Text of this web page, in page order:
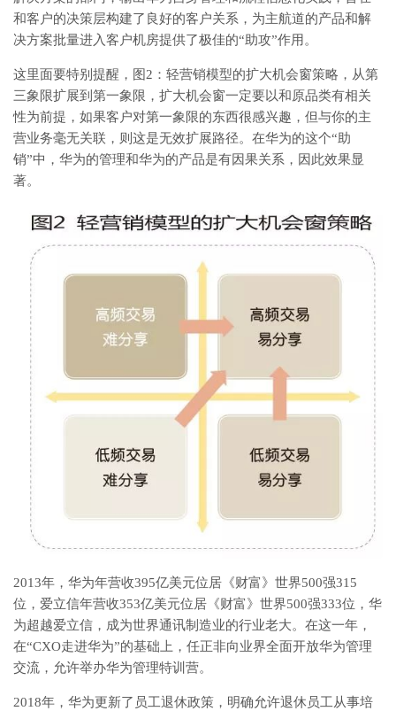
和客户的决策层构建了良好的客户关系，为主航道的产品和解
决方案批量进入客户机房提供了极佳的“助攻”作用。
这里面要特别提醒，图2：轻营销模型的扩大机会窗策略，从第
三象限扩展到第一象限，扩大机会窗一定要以和原品类有相关
性为前提，如果客户对第一象限的东西很感兴趣，但与你的主
营业务毫无关联，则这是无效扩展路径。在华为的这个“助
销”中，华为的管理和华为的产品是有因果关系，因此效果显
著。
2013年，华为年营收395亿美元位居《财富》世界500强315
位，爱立信年营收353亿美元位居《财富》世界500强333位，华
为超越爱立信，成为世界通讯制造业的行业老大。在这一年，
在“CXO走进华为”的基础上，任正非向业界全面开放华为管理
交流，允许举办华为管理特训营。
2018年，华为更新了员工退休政策，明确允许退休员工从事培